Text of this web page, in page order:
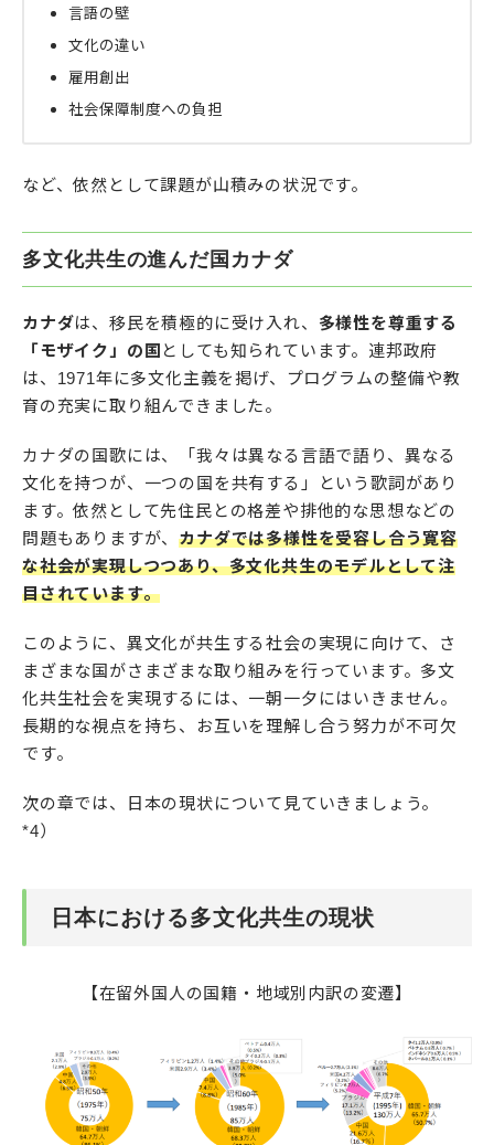
言語の壁
文化の違い
雇用創出
社会保障制度への負担
など、依然として課題が山積みの状況です。
多文化共生の進んだ国カナダ
カナダは、移民を積極的に受け入れ、 多様性を尊重する
「モザイク」の国 としても知られています。連邦政府
は、1971年に多文化主義を掲げ、プログラムの整備や教
育の充実に取り組んできました。
カナダの国歌には、「我々は異なる言語で語り、異なる
文化を持つが、一つの国を共有する」という歌詞があり
ます。依然として先住民との格差や排他的な思想などの
問題もありますが、カナダでは多様性を受容し合う寛容
な社会が実現しつつあり、多文化共生のモデルとして注
目されています。
このように、異文化が共生する社会の実現に向けて、さ
まざまな国がさまざまな取り組みを行っています。多文
化共生社会を実現するには、一朝一夕にはいきません。
長期的な視点を持ち、お互いを理解し合う努力が不可欠
です。
次の章では、日本の現状について見ていきましょう。
*4）
日本における多文化共生の現状
【在留外国人の国籍・地域別内訳の変遷】